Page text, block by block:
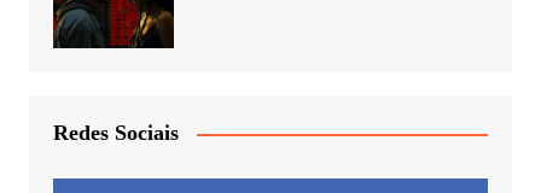
Redes Sociais